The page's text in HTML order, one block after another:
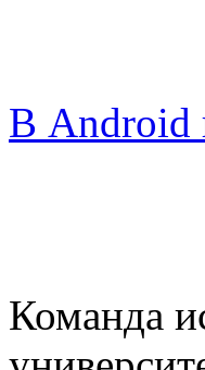
В Android
Команда